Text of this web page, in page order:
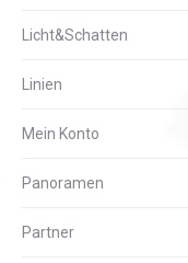
Licht&Schatten
Linien
Mein Konto
Panoramen
Partner